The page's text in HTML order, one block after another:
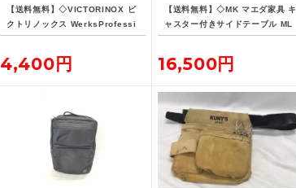
【送料無料】◇VICTORINOX ビ
クトリノックス WerksProfessi
onal CORDURA 3WAY 604685
4,400円
【送料無料】◇MK マエダ家具 キ
ャスター付きサイドテーブル ML
E-015
16,500円